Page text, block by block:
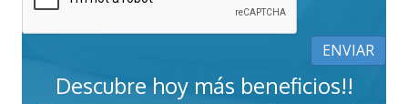
Descubre hoy más beneficios!!